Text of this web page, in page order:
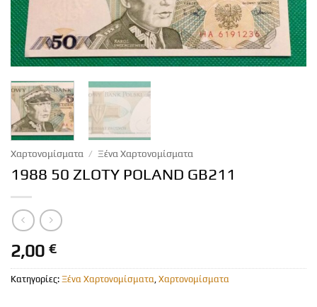
Χαρτονομίσματα / Ξένα Χαρτονομίσματα
1988 50 ZLOTY POLAND GB211
2,00 €
Κατηγορίες: Ξένα Χαρτονομίσματα, Χαρτονομίσματα